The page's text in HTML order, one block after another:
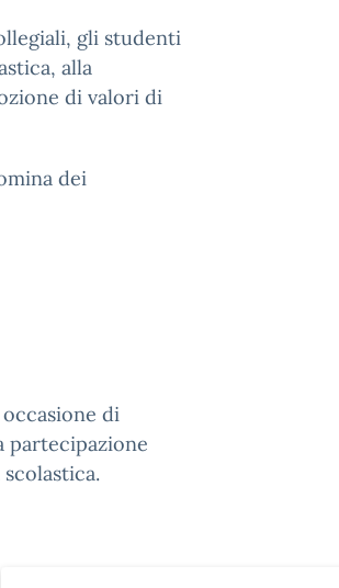
gli studenti
alla
di valori di
dei
di
partecipazione